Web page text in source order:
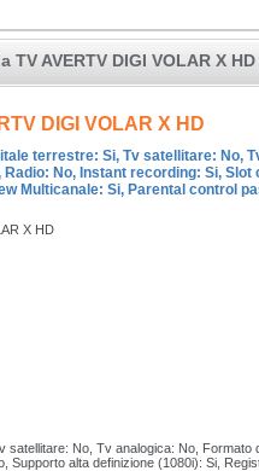
TV AVERTV DIGI VOLAR X
DIGI VOLAR X HD
terrestre: Si, Tv satellitare: No,
No, Instant recording: Si,
Multicanale: Si, Parental control
X HD
satellitare: No, Tv analogica: No,
Supporto alta definizione (1080i): Si,